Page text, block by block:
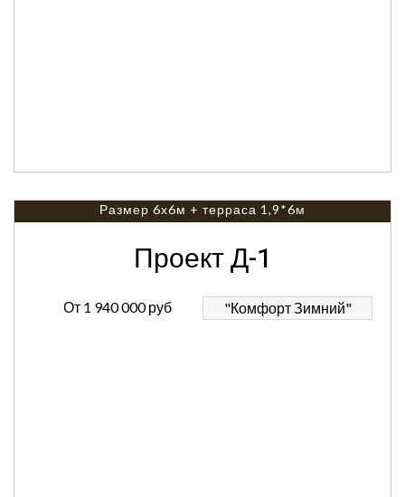
Размер 6х6м + терраса 1,9*6м
Проект Д-1
От 1 940 000 руб "Комфорт Зимний"